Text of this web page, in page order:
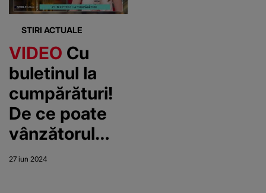
STIRI ACTUALE
VIDEO Cu
buletinul la
cumpărături!
De ce poate
vânzătorul
solicita actul
27 iun 2024